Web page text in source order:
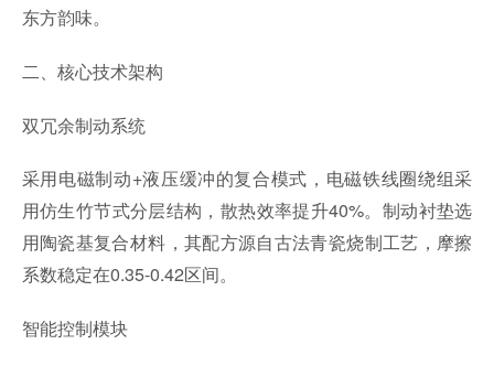
东方韵味。
二、核心技术架构
双冗余制动系统
采用电磁制动+液压缓冲的复合模式，电磁铁线圈绕组采
用仿生竹节式分层结构，散热效率提升40%。制动衬垫选
用陶瓷基复合材料，其配方源自古法青瓷烧制工艺，摩擦
系数稳定在0.35-0.42区间。
智能控制模块